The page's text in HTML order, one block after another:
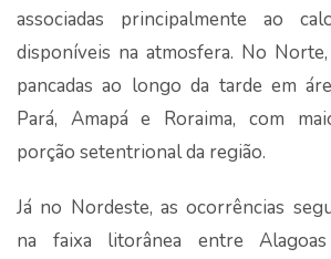
associadas principalmente ao
disponíveis na atmosfera. No
pancadas ao longo da tarde em
Pará, Amapá e Roraima, com
porção setentrional da região.
Já no Nordeste, as ocorrências
na faixa litorânea entre